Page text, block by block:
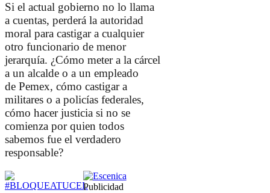
Si el actual gobierno no lo llama
a cuentas, perderá la autoridad
moral para castigar a cualquier
otro funcionario de menor
jerarquía. ¿Cómo meter a la cárcel
a un alcalde o a un empleado
de Pemex, cómo castigar a
militares o a policías federales,
cómo hacer justicia si no se
comienza por quien todos
sabemos fue el verdadero
responsable?
Publicidad